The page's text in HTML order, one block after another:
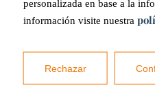
Secondo questa
personalizada en base a la
información visite nuestra
Rechazar